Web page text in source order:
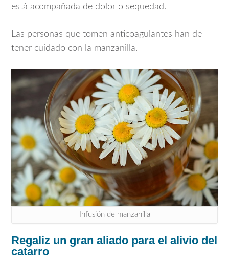
está acompañada de dolor o sequedad.
Las personas que tomen anticoagulantes han de
tener cuidado con la manzanilla.
Infusión de manzanilla
Regaliz un gran aliado para el alivio del
catarro